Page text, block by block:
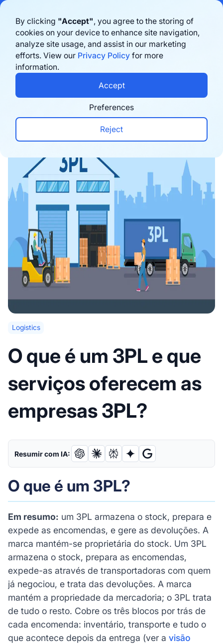
By clicking "Accept", you agree to the storing of
cookies on your device to enhance site navigation,
analyze site usage, and assist in our marketing
efforts. View our Privacy Policy for more
information.
Preferences
Reject
Accept
Benelux in 2026. Learn morehere
Agende uma demonstração
Logistics
Logistics
O que é um 3PL e que
serviços oferecem as
empresas 3PL?
Resumir com IA:
O que é um 3PL?
Em resumo: um 3PL armazena o stock, prepara e
expede as encomendas, e gere as devoluções. A
marca mantém-se proprietária do stock. Um 3PL
armazena o stock, prepara as encomendas,
expede-as através de transportadoras com quem
já negociou, e trata das devoluções. A marca
mantém a propriedade da mercadoria; o 3PL trata
de tudo o resto. Cobre os três blocos por trás de
cada encomenda: inventário, transporte e tudo o
que acontece depois da entrega (ver a visão